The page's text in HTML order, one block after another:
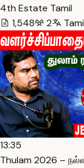
4th Estate Tamil
1,548
2
13:35
Thulam 2026 –